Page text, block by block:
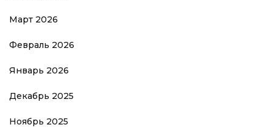
Март 2026
Февраль 2026
Январь 2026
Декабрь 2025
Ноябрь 2025